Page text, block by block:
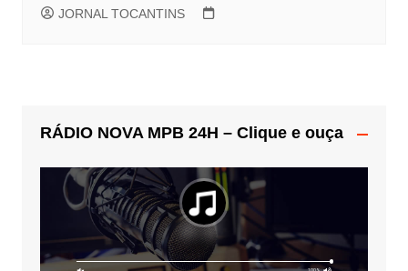
JORNAL TOCANTINS
RÁDIO NOVA MPB 24H – Clique e ouça